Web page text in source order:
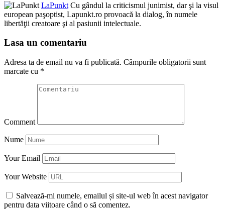
LaPunkt Cu gândul la criticismul junimist, dar şi la visul
european paşoptist, Lapunkt.ro provoacă la dialog, în numele
libertăţii creatoare şi al pasiunii intelectuale.
Lasa un comentariu
Adresa ta de email nu va fi publicată. Câmpurile obligatorii sunt
marcate cu *
Comment
Nume
Your Email
Your Website
Salvează-mi numele, emailul și site-ul web în acest navigator
pentru data viitoare când o să comentez.